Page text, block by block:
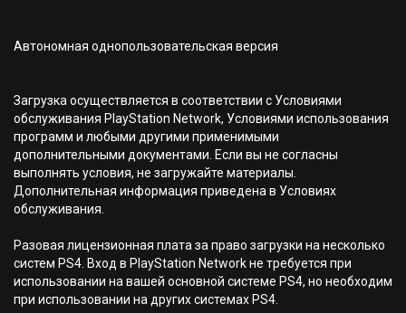
Автономная однопользовательская версия
Загрузка осуществляется в соответствии с Условиями
обслуживания PlayStation Network, Условиями использования
программ и любыми другими применимыми
дополнительными документами. Если вы не согласны
выполнять условия, не загружайте материалы.
Дополнительная информация приведена в Условиях
обслуживания.
Разовая лицензионная плата за право загрузки на несколько
систем PS4. Вход в PlayStation Network не требуется при
использовании на вашей основной системе PS4, но необходим
при использовании на других системах PS4.